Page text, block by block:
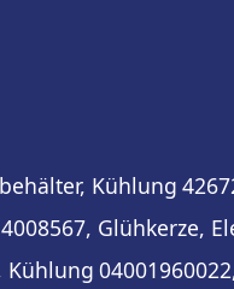
Kühlung
4008567, Glühkerze,
Kühlung